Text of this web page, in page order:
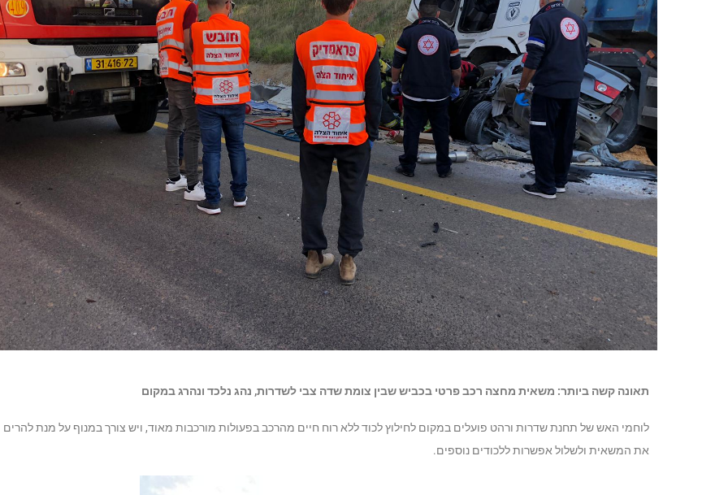
תאונה קשה ביותר: משאית מחצה רכב פרטי בכביש שבין צומת שדה צבי לשדרות, נהג נלכד ונהרג במקום
לוחמי האש של תחנת שדרות ורהט פועלים במקום לחילוץ לכוד ללא רוח חיים מהרכב בפעולות מורכבות מאוד, ויש צורך במנוף על מנת להרים
את המשאית ולשלול אפשרות ללכודים נוספים.